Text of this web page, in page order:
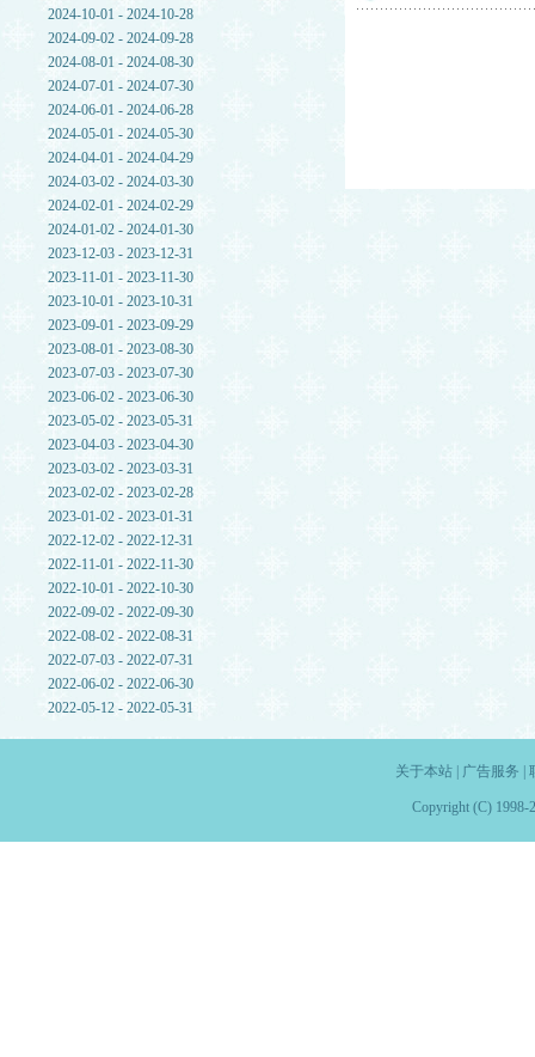
2024-10-01 - 2024-10-28
2024-09-02 - 2024-09-28
2024-08-01 - 2024-08-30
2024-07-01 - 2024-07-30
2024-06-01 - 2024-06-28
2024-05-01 - 2024-05-30
2024-04-01 - 2024-04-29
2024-03-02 - 2024-03-30
2024-02-01 - 2024-02-29
2024-01-02 - 2024-01-30
2023-12-03 - 2023-12-31
2023-11-01 - 2023-11-30
2023-10-01 - 2023-10-31
2023-09-01 - 2023-09-29
2023-08-01 - 2023-08-30
2023-07-03 - 2023-07-30
2023-06-02 - 2023-06-30
2023-05-02 - 2023-05-31
2023-04-03 - 2023-04-30
2023-03-02 - 2023-03-31
2023-02-02 - 2023-02-28
2023-01-02 - 2023-01-31
2022-12-02 - 2022-12-31
2022-11-01 - 2022-11-30
2022-10-01 - 2022-10-30
2022-09-02 - 2022-09-30
2022-08-02 - 2022-08-31
2022-07-03 - 2022-07-31
2022-06-02 - 2022-06-30
2022-05-12 - 2022-05-31
关于本站| 广告服务
Copyright (C) 1998-